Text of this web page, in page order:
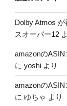
Dolby Atmos
スオーバー12
amazonの
に yoshi より
amazonの
に ゆちゃ より